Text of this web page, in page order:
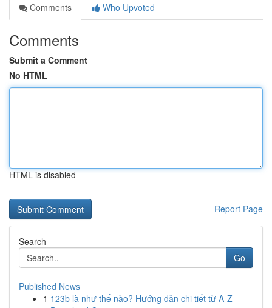
Comments
Who Upvoted
Comments
Submit a Comment
No HTML
HTML is disabled
Report Page
Search
Go
Published News
1 123b là như thế nào? Hướng dẫn chi tiết từ A-Z